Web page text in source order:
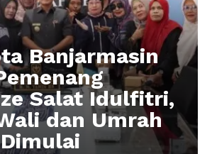
Banjarmasin
Salat Idulfitri,
dan Umrah